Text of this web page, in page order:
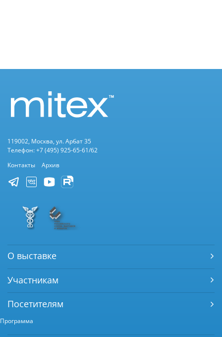
119002, Москва, ул. Арбат 35
Телефон: +7 (495) 925-65-61/62
Контакты
Архив
О выставке
Участникам
Посетителям
Программа